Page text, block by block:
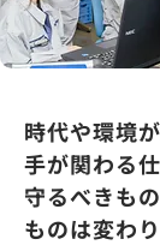
時代や環境
手が関わる
守るべきも
ものは変わり